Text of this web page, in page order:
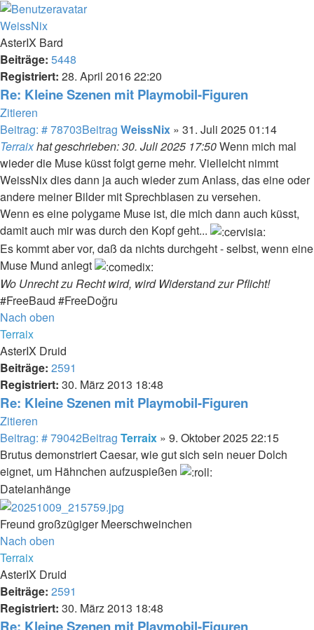
WeissNix
AsterIX Bard
Beiträge: 5448
Registriert: 28. April 2016 22:20
Re: Kleine Szenen mit Playmobil-Figuren
Zitieren
Beitrag: # 78703Beitrag WeissNix » 31. Juli 2025 01:14
Terraixhat geschrieben:30. Juli 2025 17:50Wenn mich mal
wieder die Muse küsst folgt gerne mehr. Vielleicht nimmt
WeissNix dies dann ja auch wieder zum Anlass, das eine oder
andere meiner Bilder mit Sprechblasen zu versehen.
Wenn es eine polygame Muse ist, die mich dann auch küsst,
damit auch mir was durch den Kopf geht...
Es kommt aber vor, daß da nichts durchgeht - selbst, wenn eine
Muse Mund anlegt
Wo Unrecht zu Recht wird, wird Widerstand zur Pflicht!
#FreeBaud #FreeDoğru
Nach oben
Terraix
AsterIX Druid
Beiträge: 2591
Registriert: 30. März 2013 18:48
Re: Kleine Szenen mit Playmobil-Figuren
Zitieren
Beitrag: # 79042Beitrag Terraix » 9. Oktober 2025 22:15
Brutus demonstriert Caesar, wie gut sich sein neuer Dolch
eignet, um Hähnchen aufzuspießen
Dateianhänge
Freund großzügiger Meerschweinchen
Nach oben
Terraix
AsterIX Druid
Beiträge: 2591
Registriert: 30. März 2013 18:48